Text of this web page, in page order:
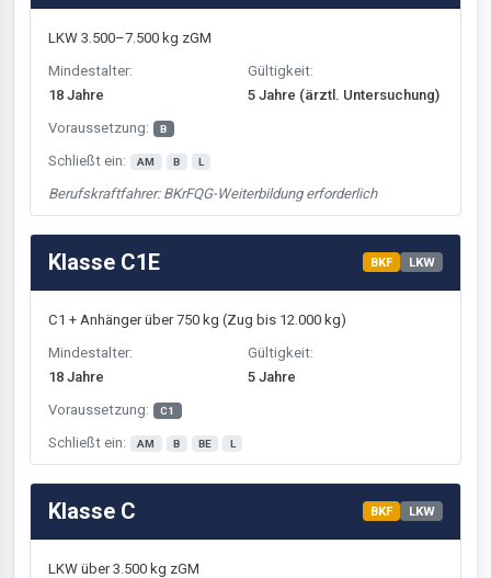
LKW 3.500–7.500 kg zGM
Mindestalter:
18 Jahre
Gültigkeit:
5 Jahre (ärztl. Untersuchung)
Voraussetzung:
B
Schließt ein: AM B L
Berufskraftfahrer: BKrFQG-Weiterbildung erforderlich
Klasse C1E BKF LKW
C1 + Anhänger über 750 kg (Zug bis 12.000 kg)
Mindestalter:
18 Jahre
Gültigkeit:
5 Jahre
Voraussetzung:
C1
Schließt ein: AM B BE L
Klasse C BKF LKW
LKW über 3.500 kg zGM